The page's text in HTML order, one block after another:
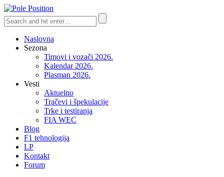
Naslovna
Sezona
Timovi i vozači 2026.
Kalendar 2026.
Plasman 2026.
Vesti
Aktuelno
Tračevi i špekulacije
Trke i testiranja
FIA WEC
Blog
F1 tehnologija
LP
Kontakt
Forum